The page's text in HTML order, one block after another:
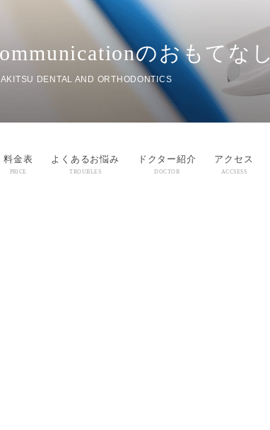
のおもてなし
AKITSU DENTAL AND ORTHODONTICS
料金表
PRICE
よくあるお悩み
TROUBLES
ドクター紹介
DOCTOR
アクセス
ACCSESS